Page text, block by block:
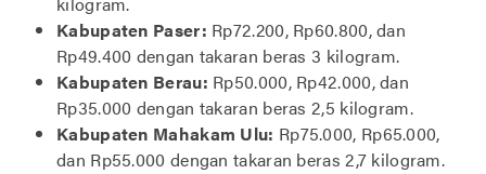
Kabupaten Paser: Rp72.200, Rp60.800, dan
Rp49.400 dengan takaran beras 3 kilogram.
Kabupaten Berau: Rp50.000, Rp42.000, dan
Rp35.000 dengan takaran beras 2,5 kilogram.
Kabupaten Mahakam Ulu: Rp75.000, Rp65.000,
dan Rp55.000 dengan takaran beras 2,7 kilogram.